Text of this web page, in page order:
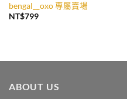
bengal__oxo 專屬賣場
NT$799
ABOUT US